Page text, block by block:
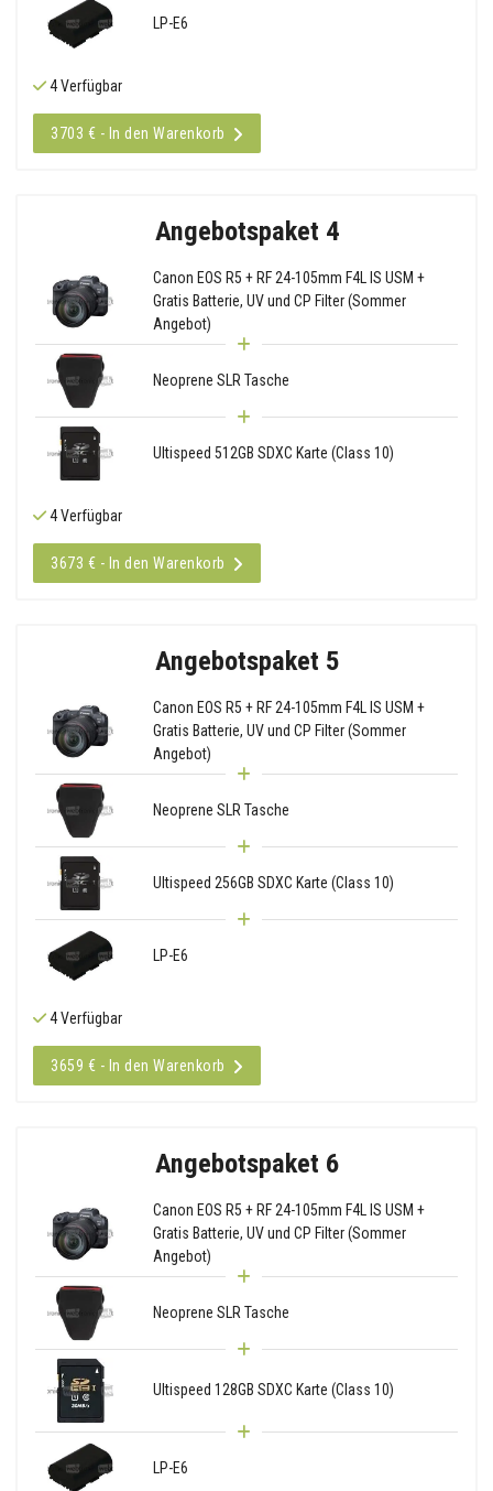
LP-E6
4 Verfügbar
3703 € - In den Warenkorb
Angebotspaket 4
Canon EOS R5 + RF 24-105mm F4L IS USM +
Gratis Batterie, UV und CP Filter (Sommer
Angebot)
Neoprene SLR Tasche
Ultispeed 512GB SDXC Karte (Class 10)
4 Verfügbar
3673 € - In den Warenkorb
Angebotspaket 5
Canon EOS R5 + RF 24-105mm F4L IS USM +
Gratis Batterie, UV und CP Filter (Sommer
Angebot)
Neoprene SLR Tasche
Ultispeed 256GB SDXC Karte (Class 10)
LP-E6
4 Verfügbar
3659 € - In den Warenkorb
Angebotspaket 6
Canon EOS R5 + RF 24-105mm F4L IS USM +
Gratis Batterie, UV und CP Filter (Sommer
Angebot)
Neoprene SLR Tasche
Ultispeed 128GB SDXC Karte (Class 10)
LP-E6